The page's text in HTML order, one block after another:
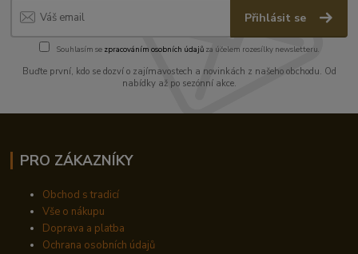
Přihlásit se
Souhlasím se zpracováním osobních údajůza účelem rozesílky newsletteru.
Buďte první, kdo se dozví o zajímavostech a novinkách z našeho obchodu. Od
nabídky až po sezónní akce.
PRO ZÁKAZNÍKY
Obchod s tradicí
Vše o nákupu
Doprava a platba
Ochrana osobních údajů